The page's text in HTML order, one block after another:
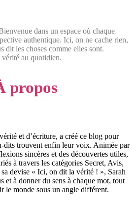
dans un espace où chaque
authentique. Ici, on ne cache rien,
dit les choses comme elles sont.
au quotidien.
propos
et d’écriture, a créé ce blog pour
dits trouvent enfin leur voix. Animée par
sincères et des découvertes utiles,
à travers les catégories Secret, Avis,
devise « Ici, on dit la vérité ! », Sarah
et à donner du sens à chaque mot, tout
le monde sous un angle différent.